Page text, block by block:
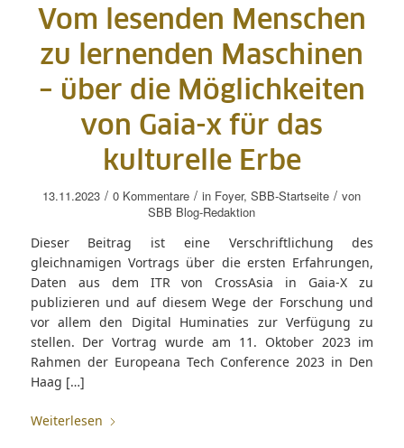
Vom lesenden Menschen
zu lernenden Maschinen
– über die Möglichkeiten
von Gaia-x für das
kulturelle Erbe
13.11.2023 / 0 Kommentare / in Foyer,SBB-Startseite / von
SBB Blog-Redaktion
Dieser Beitrag ist eine Verschriftlichung des
gleichnamigen Vortrags über die ersten Erfahrungen,
Daten aus dem ITR von CrossAsia in Gaia-X zu
publizieren und auf diesem Wege der Forschung und
vor allem den Digital Huminaties zur Verfügung zu
stellen. Der Vortrag wurde am 11. Oktober 2023 im
Rahmen der Europeana Tech Conference 2023 in Den
Haag […]
Weiterlesen